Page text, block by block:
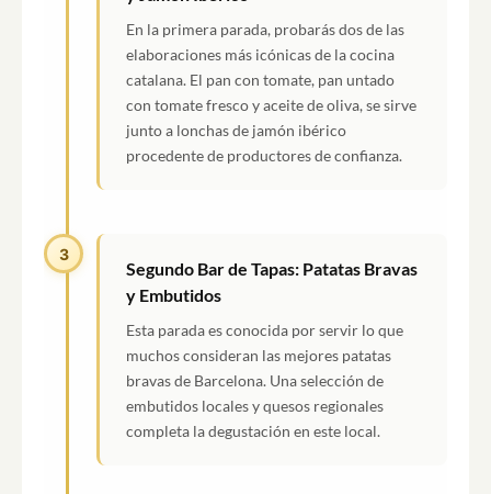
En la primera parada, probarás dos de las
elaboraciones más icónicas de la cocina
catalana. El pan con tomate, pan untado
con tomate fresco y aceite de oliva, se sirve
junto a lonchas de jamón ibérico
procedente de productores de confianza.
3
Segundo Bar de Tapas: Patatas Bravas
y Embutidos
Esta parada es conocida por servir lo que
muchos consideran las mejores patatas
bravas de Barcelona. Una selección de
embutidos locales y quesos regionales
completa la degustación en este local.